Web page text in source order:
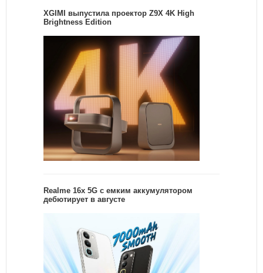
XGIMI выпустила проектор Z9X 4K High
Brightness Edition
Realme 16x 5G с емким аккумулятором
дебютирует в августе